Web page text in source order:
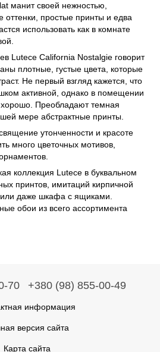
манит своей нежностью,
простые принты и едва
использовать как в комнате
Lutece California Nostalgie говорит
плотные, густые цвета, которые
Не первый взгляд кажется, что
активной, однако в помещении
хорошо. Преобладают темная
мере абстрактные принты.
утонченности и красоте
много цветочных мотивов,
коллекция Lutece в буквальном
принтов, имитаций кирпичной
даже шкафа с ящиками.
обои из всего ассортимента
70 +380 (98) 855-00-49
информация
версия сайта
Карта сайта